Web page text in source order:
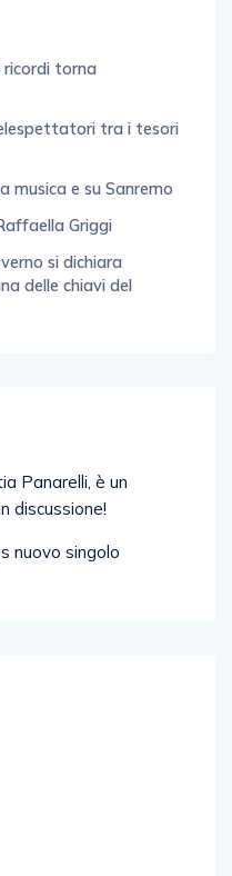
ricordi torna
tra i tesori
musica e su Sanremo
Griggi
si dichiara
delle chiavi del
Panarelli, è un
discussione!
nuovo singolo